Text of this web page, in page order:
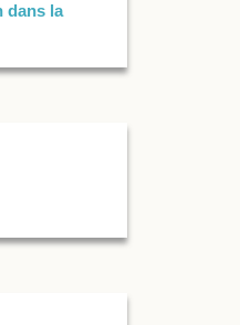
dans la